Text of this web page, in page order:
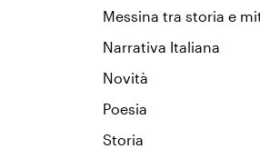
Messina tra storia e
Narrativa Italiana
Novità
Poesia
Storia